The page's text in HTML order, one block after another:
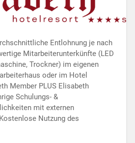
Entlohnung je nach
Mitarbeiterunterkünfte (LED
Trockner) im eigenen
oder im Hotel
Member PLUS Elisabeth
Schulungs- &
mit externen
Nutzung des